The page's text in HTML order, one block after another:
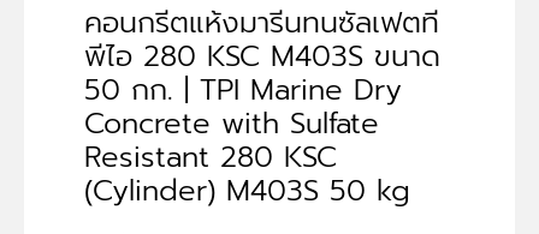
คอนกรีตแห้งมารีนทนซัลเฟตที
พีไอ 280 KSC M403S ขนาด
50 กก. | TPI Marine Dry
Concrete with Sulfate
Resistant 280 KSC
(Cylinder) M403S 50 kg